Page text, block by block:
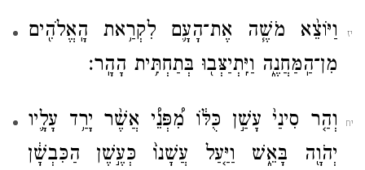
יז
וַיּוֹצֵ֨א מֹשֶׁ֧ה אֶת־הָעָ֛ם לִקְרַ֥את הָֽאֱלֹהִ֖ים
מִן־הַֽמַּחֲנֶ֑ה וַיִּֽתְיַצְּב֖וּ בְּתַחְתִּ֥ית הָהָֽר׃
יח
וְהַ֤ר סִינַי֙ עָשַׁ֣ן כֻּלּ֔וֹ מִ֠פְּנֵ֠י אֲשֶׁ֨ר יָרַ֥ד עָלָ֛יו
יְהֹוָ֖ה בָּאֵ֑שׁ וַיַּ֤עַל עֲשָׁנוֹ֙ כְּעֶ֣שֶׁן הַכִּבְשָׁ֔ן